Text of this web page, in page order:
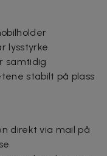
lysstyrke
samtidig
stabilt på plass
direkt via mail på